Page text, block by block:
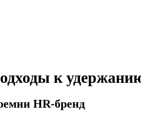
к
HR-бренд